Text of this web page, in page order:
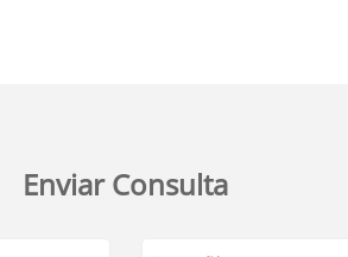
Enviar Consulta